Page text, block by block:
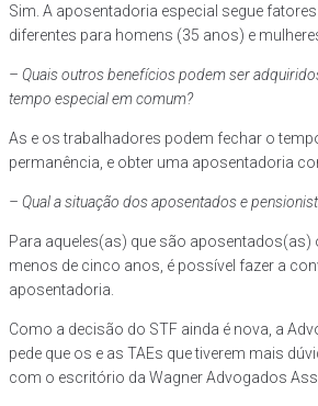
Sim. A aposentadoria especial segue
diferentes para homens (35 anos) e
– Quais outros benefícios podem ser
tempo especial em comum?
As e os trabalhadores podem fechar o
permanência, e obter uma aposentadoria
– Qual a situação dos aposentados e
Para aqueles(as) que são aposentados(as)
menos de cinco anos, é possível fazer a
aposentadoria.
Como a decisão do STF ainda é nova, a
pede que os e as TAEs que tiverem mais
com o escritório da Wagner Advogados